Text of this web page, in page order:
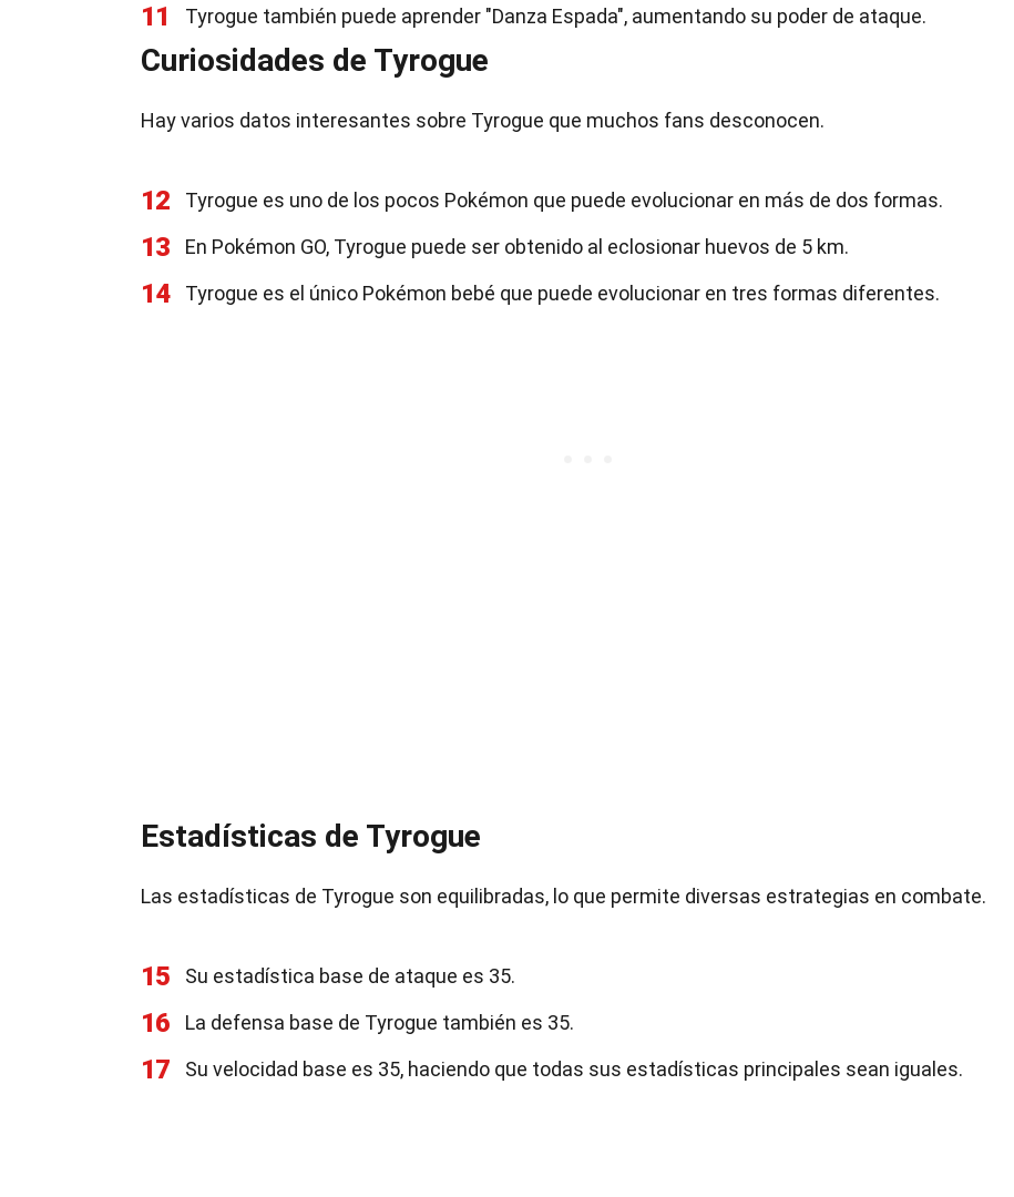
11 Tyrogue también puede aprender "Danza Espada", aumentando su poder de ataque.
Curiosidades de Tyrogue
Hay varios datos interesantes sobre Tyrogue que muchos fans desconocen.
12 Tyrogue es uno de los pocos Pokémon que puede evolucionar en más de dos formas.
13 En Pokémon GO, Tyrogue puede ser obtenido al eclosionar huevos de 5 km.
14 Tyrogue es el único Pokémon bebé que puede evolucionar en tres formas diferentes.
Estadísticas de Tyrogue
Las estadísticas de Tyrogue son equilibradas, lo que permite diversas estrategias en combate.
15 Su estadística base de ataque es 35.
16 La defensa base de Tyrogue también es 35.
17 Su velocidad base es 35, haciendo que todas sus estadísticas principales sean iguales.